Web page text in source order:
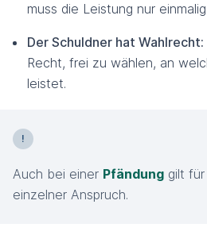
muss die Leistung nur
Der Schuldner hat Wahlrecht:
Recht, frei zu wählen, an
leistet.
Auch bei einer Pfändung gilt
einzelner Anspruch.